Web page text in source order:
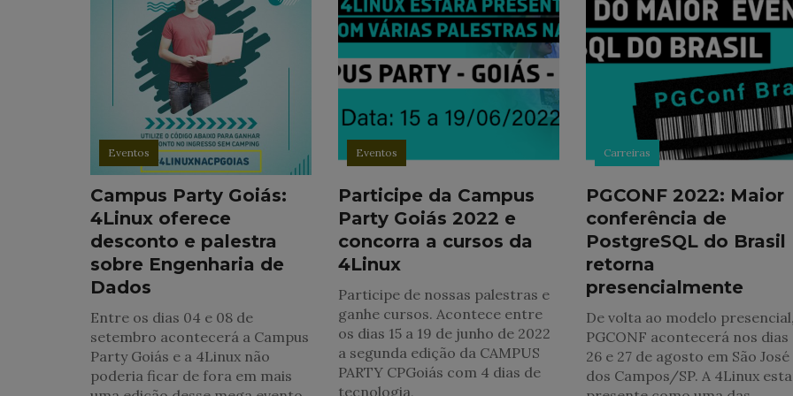
Eventos
Campus Party Goiás:
4Linux oferece
desconto e palestra
sobre Engenharia de
Dados
Entre os dias 04 e 08 de
setembro acontecerá a Campus
Party Goiás e a 4Linux não
poderia ficar de fora em mais
Eventos
Participe da Campus
Party Goiás 2022 e
concorra a cursos da
4Linux
Participe de nossas palestras e
ganhe cursos. Acontece entre
os dias 15 a 19 de junho de 2022
a segunda edição da CAMPUS
PARTY CPGoiás com 4 dias de
tecnologia,
Carreiras
PGCONF 2022: Maior
conferência de
PostgreSQL do Brasil
retorna
presencialmente
De volta ao modelo
PGCONF acontecerá nos dias
26 e 27 de agosto em São José
dos Campos/SP. A 4Linux